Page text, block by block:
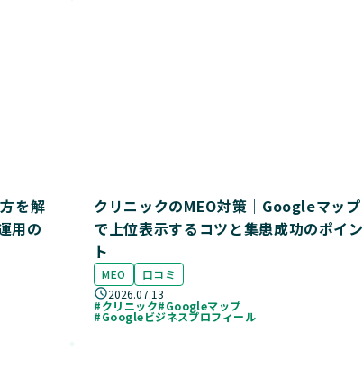
を解
用の
クリニックのMEO対策｜Googleマップ
で上位表示するコツと集患成功のポイン
ト
MEO
口コミ
2026.07.13
#クリニック#Googleマップ
#Googleビジネスプロフィール